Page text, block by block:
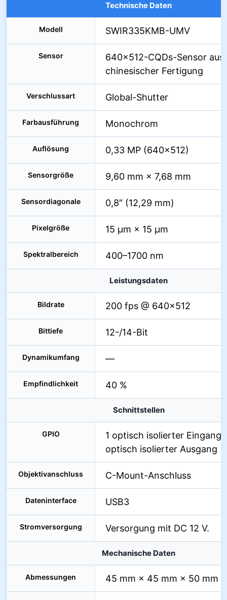
Technische Daten
Modell SWIR335KMB-UMV
Sensor
640×512-CQDs-Sensor aus
chinesischer Fertigung
Verschlussart Global-Shutter
Farbausführung Monochrom
Auflösung 0,33 MP (640×512)
Sensorgröße 9,60 mm × 7,68 mm
Sensordiagonale 0,8″ (12,29 mm)
Pixelgröße 15 µm × 15 µm
Spektralbereich 400–1700 nm
Leistungsdaten
Bildrate 200 fps @ 640×512
Bittiefe 12-/14-Bit
Dynamikumfang —
Empfindlichkeit 40 %
Schnittstellen
GPIO
1 optisch isolierter Eingang,
optisch isolierter Ausgang
Objektivanschluss C-Mount-Anschluss
Dateninterface USB3
Stromversorgung Versorgung mit DC 12 V.
Mechanische Daten
Abmessungen 45 mm × 45 mm × 50 mm